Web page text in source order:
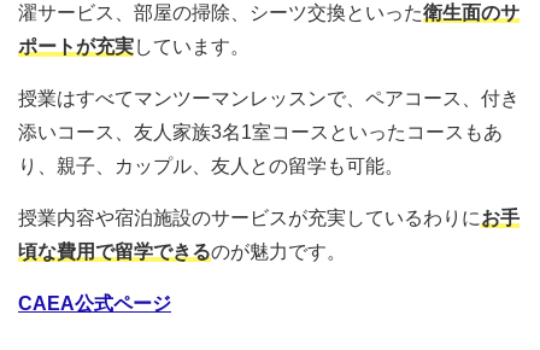
濯サービス、部屋の掃除、シーツ交換といった衛生面のサ
ポートが充実しています。
授業はすべてマンツーマンレッスンで、ペアコース、付き
添いコース、友人家族3名1室コースといったコースもあ
り、親子、カップル、友人との留学も可能。
授業内容や宿泊施設のサービスが充実しているわりにお手
頃な費用で留学できるのが魅力です。
CAEA公式ページ